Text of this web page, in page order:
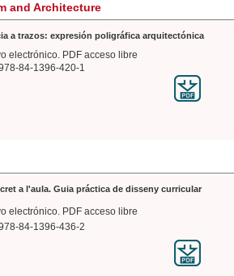
and Architecture
a trazos: expresión poligráfica arquitectónica
electrónico. PDF acceso libre
84-1396-420-1
a l'aula. Guia práctica de disseny curricular
electrónico. PDF acceso libre
84-1396-436-2